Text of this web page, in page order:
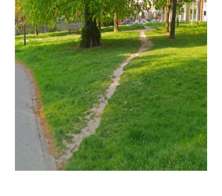
CAMINOS DEL DESEO: LOS
SENDEROS ILÍCITOS QUE
DESAFÍAN A LOS URBANISTAS.